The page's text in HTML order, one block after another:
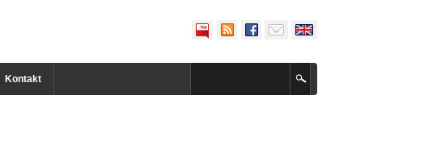
Kontakt